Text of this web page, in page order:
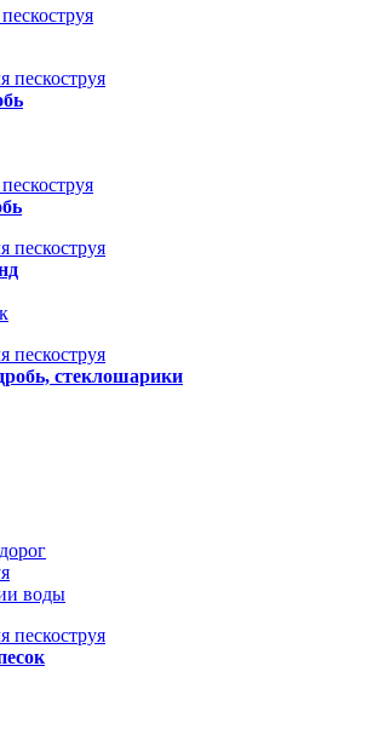
пескоструя
пескоструя
пескоструя
стеклошарики
воды
пескоструя